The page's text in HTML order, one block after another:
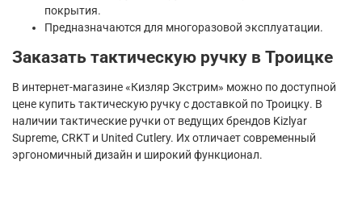
покрытия.
Предназначаются для многоразовой эксплуатации.
Заказать тактическую ручку в Троицке
В интернет-магазине «Кизляр Экстрим» можно по доступной
цене купить тактическую ручку с доставкой по Троицку. В
наличии тактические ручки от ведущих брендов Kizlyar
Supreme, CRKT и United Cutlery. Их отличает современный
эргономичный дизайн и широкий функционал.